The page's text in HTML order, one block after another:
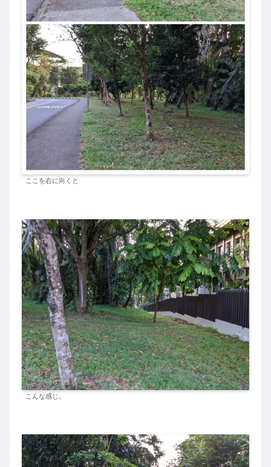
ここを右に向くと
こんな感じ。